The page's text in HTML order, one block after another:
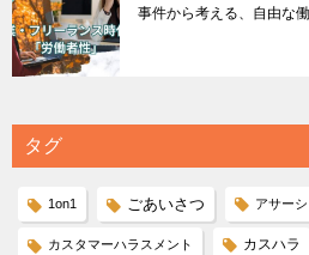
事件から考える、自由な
タグ
1on1 ごあいさつ アサー
カスタマーハラスメント カスハラ